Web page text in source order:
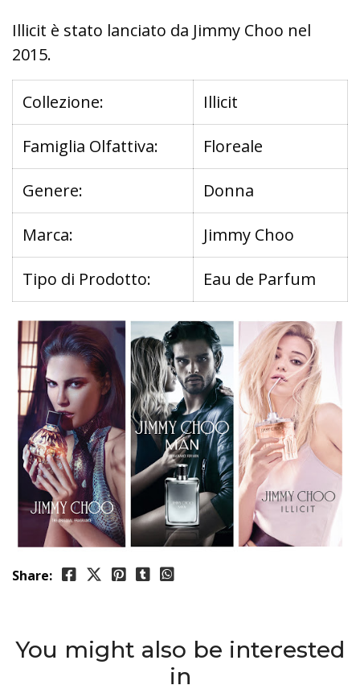
Illicit è stato lanciato da Jimmy Choo nel
2015.
Collezione: Illicit
Famiglia Olfattiva: Floreale
Genere: Donna
Marca: Jimmy Choo
Tipo di Prodotto: Eau de Parfum
Share:
You might also be interested
in